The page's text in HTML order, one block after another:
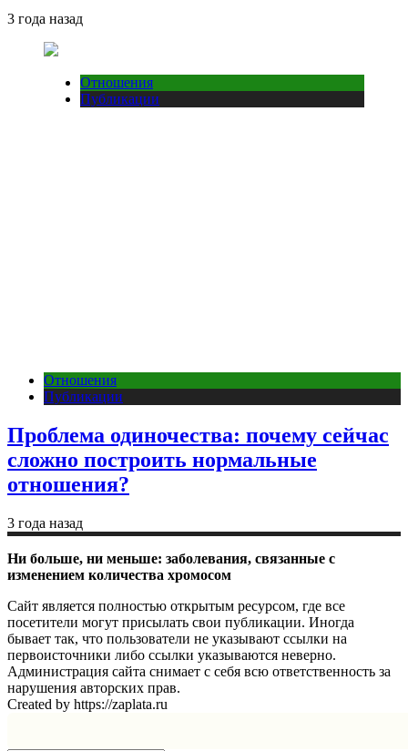
3 года назад
Отношения
Публикации
Отношения
Публикации
Проблема одиночества: почему сейчас
сложно построить нормальные
отношения?
3 года назад
Ни больше, ни меньше: заболевания, связанные с
изменением количества хромосом
Сайт является полностью открытым ресурсом, где все
посетители могут присылать свои публикации. Иногда
бывает так, что пользователи не указывают ссылки на
первоисточники либо ссылки указываются неверно.
Администрация сайта снимает с себя всю ответственность за
нарушения авторских прав.
Created by https://zaplata.ru